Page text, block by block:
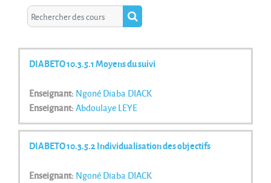
Rechercher des cours
Rechercher des cours
DIABETO 10.3.5.1 Moyens du suivi
Enseignant: Ngoné Diaba DIACK
Enseignant: Abdoulaye LEYE
DIABETO 10.3.5.2 Individualisation des objectifs
Enseignant: Ngoné Diaba DIACK